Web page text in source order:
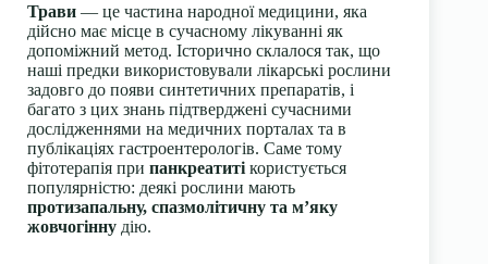
Трави — це частина народної медицини, яка
дійсно має місце в сучасному лікуванні як
допоміжний метод. Історично склалося так, що
наші предки використовували лікарські рослини
задовго до появи синтетичних препаратів, і
багато з цих знань підтверджені сучасними
дослідженнями на медичних порталах та в
публікаціях гастроентерологів. Саме тому
фітотерапія при панкреатиті користується
популярністю: деякі рослини мають
протизапальну, спазмолітичну та м’яку
жовчогінну дію.